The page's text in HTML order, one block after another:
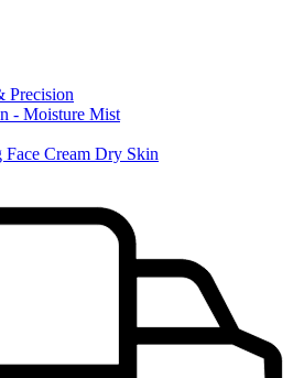
Precision
- Moisture Mist
Cream Dry Skin